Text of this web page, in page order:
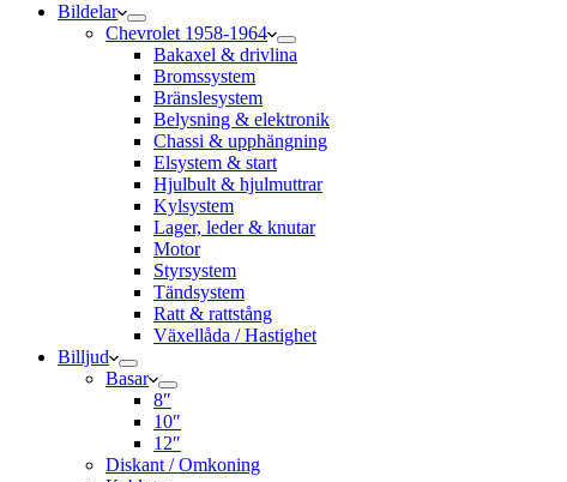
Bildelar
Chevrolet 1958-1964
Bakaxel & drivlina
Bromssystem
Bränslesystem
Belysning & elektronik
Chassi & upphängning
Elsystem & start
Hjulbult & hjulmuttrar
Kylsystem
Lager, leder & knutar
Motor
Styrsystem
Tändsystem
Ratt & rattstång
Växellåda / Hastighet
Billjud
Basar
8″
10″
12″
Diskant / Omkoning​